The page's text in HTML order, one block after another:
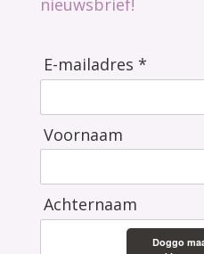
E-mailadres *
Voornaam
Achternaam
Doggo